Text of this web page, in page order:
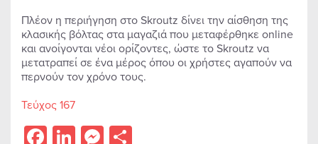
Πλέον η περιήγηση στο Skroutz δίνει την αίσθηση της
κλασικής βόλτας στα μαγαζιά που μεταφέρθηκε online
και ανοίγονται νέοι ορίζοντες, ώστε το Skroutz να
μετατραπεί σε ένα μέρος όπου οι χρήστες αγαπούν να
περνούν τον χρόνο τους.
Τεύχος 167
Facebook
LinkedIn
Messenger